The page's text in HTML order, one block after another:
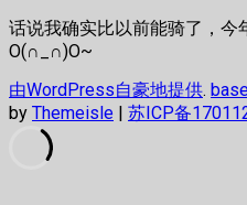
话说我确实比以前能骑了，今
O(∩_∩)O~
由WordPress自豪地提供.
by Themeisle 苏ICP备